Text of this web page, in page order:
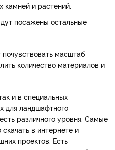
камней и растений.
посажены остальные
масштаб
количество материалов и
и в специальных
для ландшафтного
различного уровня. Самые
в интернете и
проектов. Есть